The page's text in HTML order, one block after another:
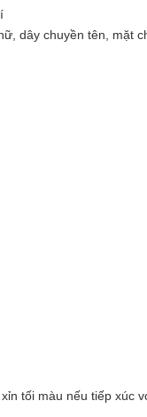
, dây chuyền tên
mặt
tối màu nếu tiếp xúc